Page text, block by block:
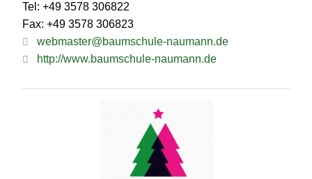
Tel: +49 3578 306822
Fax: +49 3578 306823
webmaster@baumschule-naumann.de
http://www.baumschule-naumann.de